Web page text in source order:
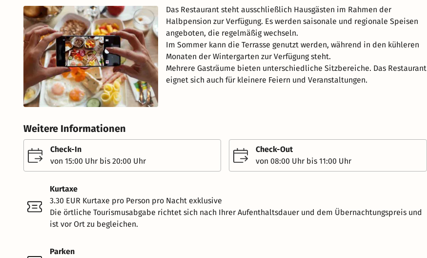
Das Restaurant steht ausschließlich Hausgästen im Rahmen der
Halbpension zur Verfügung. Es werden saisonale und regionale Speisen
angeboten, die regelmäßig wechseln.
Im Sommer kann die Terrasse genutzt werden, während in den kühleren
Monaten der Wintergarten zur Verfügung steht.
Mehrere Gasträume bieten unterschiedliche Sitzbereiche. Das Restaurant
eignet sich auch für kleinere Feiern und Veranstaltungen.
Weitere Informationen
Check-In
von 15:00 Uhr bis 20:00 Uhr
Check-Out
von 08:00 Uhr bis 11:00 Uhr
Kurtaxe
3.30 EUR Kurtaxe pro Person pro Nacht exklusive
Die örtliche Tourismusabgabe richtet sich nach Ihrer Aufenthaltsdauer und dem Übernachtungspreis und
ist vor Ort zu begleichen.
Parken